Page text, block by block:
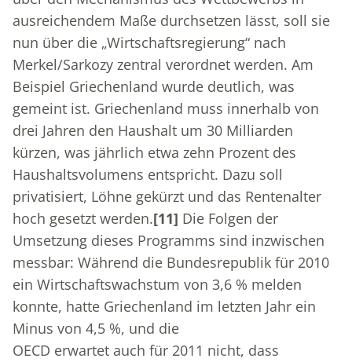
ausreichendem Maße durchsetzen lässt, soll sie
nun über die „Wirtschaftsregierung“ nach
Merkel/Sarkozy zentral verordnet werden. Am
Beispiel Griechenland wurde deutlich, was
gemeint ist. Griechenland muss innerhalb von
drei Jahren den Haushalt um 30 Milliarden
kürzen, was jährlich etwa zehn Prozent des
Haushaltsvolumens entspricht. Dazu soll
privatisiert, Löhne gekürzt und das Rentenalter
hoch gesetzt werden.[11] Die Folgen der
Umsetzung dieses Programms sind inzwischen
messbar: Während die Bundesrepublik für 2010
ein Wirtschaftswachstum von 3,6 % melden
konnte, hatte Griechenland im letzten Jahr ein
Minus von 4,5 %, und die
OECD erwartet auch für 2011 nicht, dass